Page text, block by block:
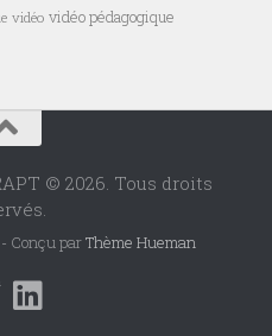
vidéo vidéo pédagogique
© 2026. Tous droits
- Conçu parThème Hueman